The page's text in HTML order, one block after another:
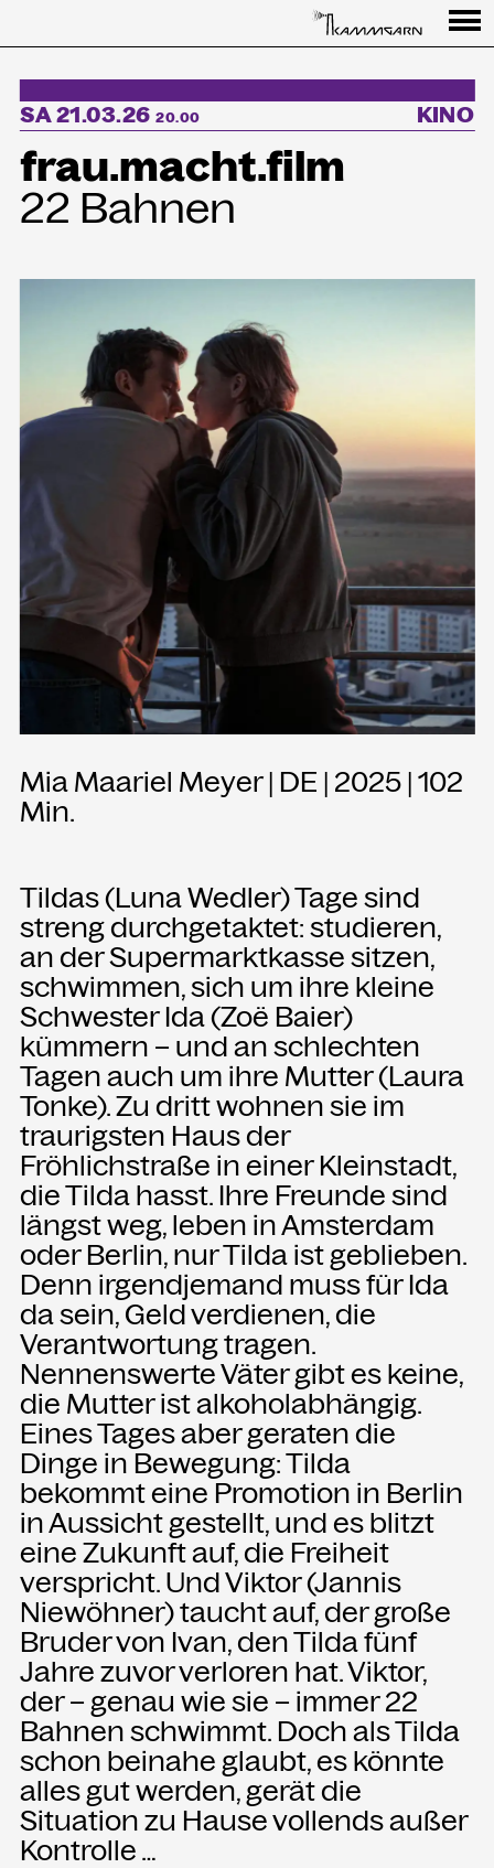
Programm
↳Summer Sessions
Besuch
Ausstellungen
Über uns
Haus
Partner
Aktuelles
Presse
Merch
Rückschau
Kammgarn Kulturwerkstatt
Spinnereistraße 10
6971 Hard am Bodensee
Österreich
+43 5574 82731
office@kammgarn.at
NEWSLETTER
Einmal wöchentlich informieren wir
über aktuelle Events in der
Kammgarn. Jetzt anmelden und
nichts mehr verpassen.
ANMELDEN
SA 21.03.26 20.00 KINO
frau.macht.film
22 Bahnen
Mia Maariel Meyer | DE | 2025 | 102
Min.
Tildas (Luna Wedler) Tage sind
streng durchgetaktet: studieren,
an der Supermarktkasse sitzen,
schwimmen, sich um ihre kleine
Schwester Ida (Zoë Baier)
kümmern – und an schlechten
Tagen auch um ihre Mutter (Laura
Tonke). Zu dritt wohnen sie im
traurigsten Haus der
Fröhlichstraße in einer Kleinstadt,
die Tilda hasst. Ihre Freunde sind
längst weg, leben in Amsterdam
oder Berlin, nur Tilda ist geblieben.
Denn irgendjemand muss für Ida
da sein, Geld verdienen, die
Verantwortung tragen.
Nennenswerte Väter gibt es keine,
die Mutter ist alkoholabhängig.
Eines Tages aber geraten die
Dinge in Bewegung: Tilda
bekommt eine Promotion in Berlin
in Aussicht gestellt, und es blitzt
eine Zukunft auf, die Freiheit
verspricht. Und Viktor (Jannis
Niewöhner) taucht auf, der große
Bruder von Ivan, den Tilda fünf
Jahre zuvor verloren hat. Viktor,
der – genau wie sie – immer 22
Bahnen schwimmt. Doch als Tilda
schon beinahe glaubt, es könnte
alles gut werden, gerät die
Situation zu Hause vollends außer
Kontrolle …